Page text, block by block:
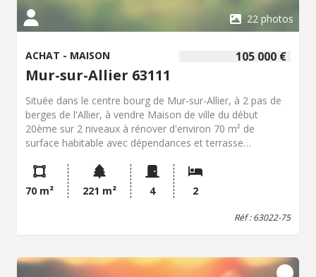
22 photos
105 000 €
ACHAT - MAISON
Mur-sur-Allier 63111
Située dans le centre bourg de Mur-sur-Allier, à 2 pas de
berges de l'Allier, à vendre Maison de ville du début
20ème sur 2 niveaux à rénover d'environ 70 m² de
surface habitable avec dépendances et terrasse
placard -Un grand garage en L (ancienne grange) de 132
m² avec buanderie et atelier -Un garage de 29.30 m² -Une
Cave Au 1er étage : -Une cuisine équipée de +17 m² avec
accès à une terrasse d'environ 10 m² -Un Séjour/salon de
d'eau -WC Au 2ème étage : Grenier aménageable
d'environ 60 m² Points clés : -Toiture en partie en tuiles et
70 m² 221 m² 4 2
Réf : 63022-75